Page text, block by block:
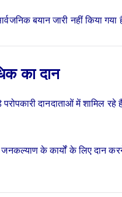
बयान जारी नहीं किया गया
का दान
दानदाताओं में शामिल रहे
के कार्यों के लिए दान